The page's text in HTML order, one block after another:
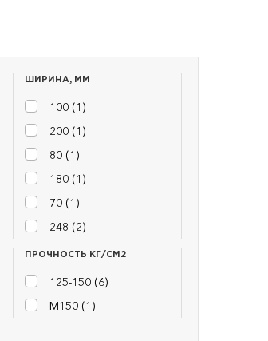
ШИРИНА, ММ
100 (1 )
200 (1 )
80 (1 )
180 (1 )
70 (1 )
248 (2)
ПРОЧНОСТЬ КГ/СМ2
125-150 (6)
М150 (1 )